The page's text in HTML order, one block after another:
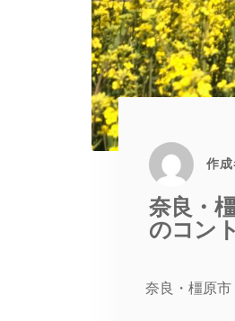
作成
奈良・
のコン
奈良・橿原市